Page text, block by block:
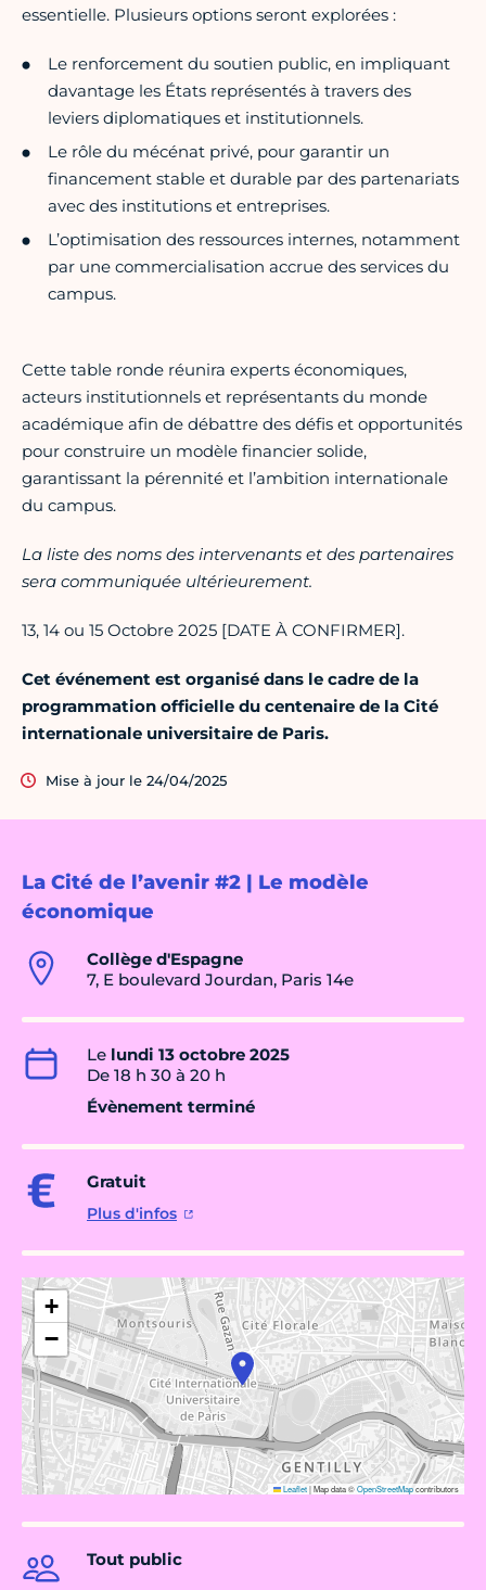
La Cité de l’avenir #2 | Le modèle
économique
Collège d'Espagne
7, E boulevard Jourdan, Paris 14e
Le lundi 13 octobre 2025
De 18 h 30 à 20 h
Évènement terminé
Gratuit
Plus d'infos
+
−
Leaflet|Map data ©OpenStreetMapcontributors
Tout public
essentielle. Plusieurs options seront explorées :
Le renforcement du soutien public, en impliquant
davantage les États représentés à travers des
leviers diplomatiques et institutionnels.
Le rôle du mécénat privé, pour garantir un
financement stable et durable par des partenariats
avec des institutions et entreprises.
L’optimisation des ressources internes, notamment
par une commercialisation accrue des services du
campus.
Cette table ronde réunira experts économiques,
acteurs institutionnels et représentants du monde
académique afin de débattre des défis et opportunités
pour construire un modèle financier solide,
garantissant la pérennité et l’ambition internationale
du campus.
La liste des noms des intervenants et des partenaires
sera communiquée ultérieurement.
13, 14 ou 15 Octobre 2025 [DATE À CONFIRMER].
Cet événement est organisé dans le cadre de la
programmation officielle du centenaire de la Cité
internationale universitaire de Paris.
Mise à jour le 24/04/2025